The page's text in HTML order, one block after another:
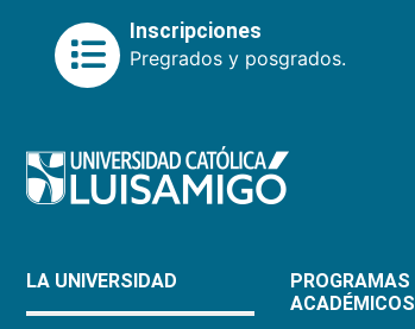
Inscripciones
Pregrados y posgrados.
LA UNIVERSIDAD
PROGRAMAS
ACADÉMICOS